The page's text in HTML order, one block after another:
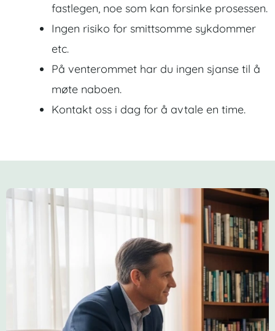
fastlegen, noe som kan forsinke prosessen.
Ingen risiko for smittsomme sykdommer
etc.
På venterommet har du ingen sjanse til å
møte naboen.
Kontakt oss i dag for å avtale en time.